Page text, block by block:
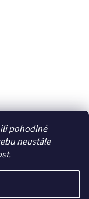
pohodlné
neustále